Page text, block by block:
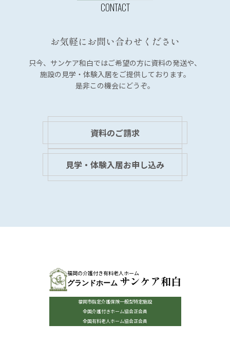
お気軽にお問い合わせください
只今、サンケア和白ではご希望の方に資料の発送や、
施設の見学・体験入居をご提供しております。
是非この機会にどうぞ。
資料のご請求
見学・体験入居お申し込み
福岡の介護付き有料老人ホーム
グランドホーム サンケア和白
福岡市指定介護保険一般型特定施設
全国介護付きホーム協会正会員
全国有料老人ホーム協会正会員